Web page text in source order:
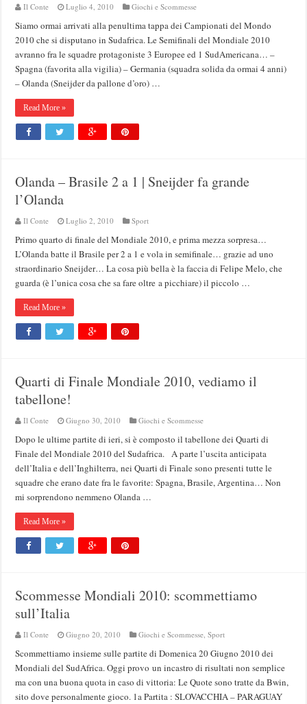
Il Conte Luglio 4, 2010 Giochi e Scommesse
Siamo ormai arrivati alla penultima tappa dei Campionati del Mondo
2010 che si disputano in Sudafrica. Le Semifinali del Mondiale 2010
avranno fra le squadre protagoniste 3 Europee ed 1 SudAmericana… –
Spagna (favorita alla vigilia) – Germania (squadra solida da ormai 4 anni)
– Olanda (Sneijder da pallone d’oro) …
Read More »
Olanda – Brasile 2 a 1 | Sneijder fa grande
l’Olanda
Il Conte Luglio 2, 2010 Sport
Primo quarto di finale del Mondiale 2010, e prima mezza sorpresa…
L’Olanda batte il Brasile per 2 a 1 e vola in semifinale… grazie ad uno
straordinario Sneijder… La cosa più bella è la faccia di Felipe Melo, che
guarda (è l’unica cosa che sa fare oltre a picchiare) il piccolo …
Read More »
Quarti di Finale Mondiale 2010, vediamo il
tabellone!
Il Conte Giugno 30, 2010 Giochi e Scommesse
Dopo le ultime partite di ieri, si è composto il tabellone dei Quarti di
Finale del Mondiale 2010 del Sudafrica. A parte l’uscita anticipata
dell’Italia e dell’Inghilterra, nei Quarti di Finale sono presenti tutte le
squadre che erano date fra le favorite: Spagna, Brasile, Argentina… Non
mi sorprendono nemmeno Olanda …
Read More »
Scommesse Mondiali 2010: scommettiamo
sull’Italia
Il Conte Giugno 20, 2010 Giochi e Scommesse,Sport
Scommettiamo insieme sulle partite di Domenica 20 Giugno 2010 dei
Mondiali del SudAfrica. Oggi provo un incastro di risultati non semplice
ma con una buona quota in caso di vittoria: Le Quote sono tratte da Bwin,
sito dove personalmente gioco. 1a Partita : SLOVACCHIA – PARAGUAY